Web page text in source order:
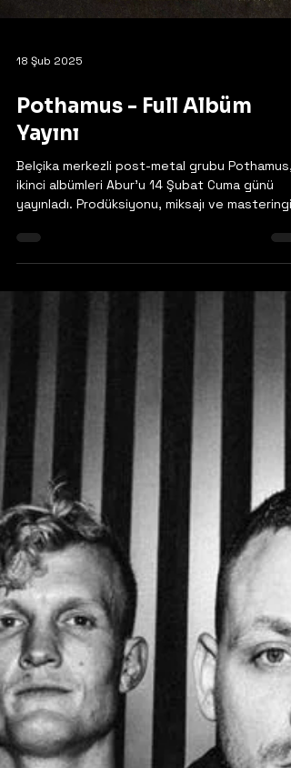
18 Şub 2025
Pothamus - Full Albüm
Yayını
Belçika merkezli post-metal grubu Pothamus,
ikinci albümleri Abur'u 14 Şubat Cuma günü
yayınladı. Prodüksiyonu, miksajı ve